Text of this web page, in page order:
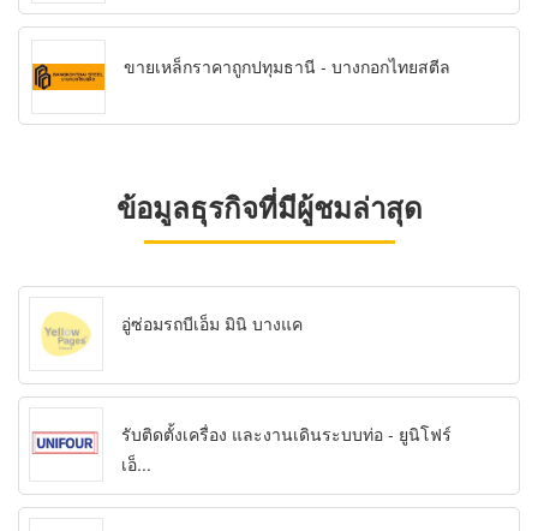
ขายเหล็กราคาถูกปทุมธานี - บางกอกไทยสตีล
ข้อมูลธุรกิจที่มีผู้ชมล่าสุด
อู่ซ่อมรถบีเอ็ม มินิ บางแค
รับติดตั้งเครื่อง และงานเดินระบบท่อ - ยูนิโฟร์
เอ็...